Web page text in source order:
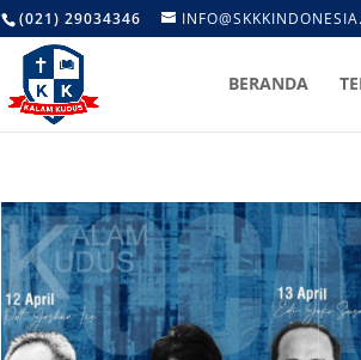
(021) 29034346
BERANDA